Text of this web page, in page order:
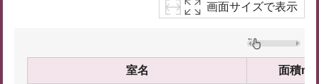
画面サイズで表示
室名 面積m²